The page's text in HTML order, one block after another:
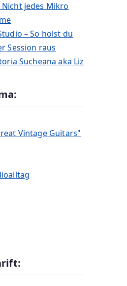
jedes Mikro
– So holst du
Session raus
Sucheana aka Liz
Vintage Guitars"